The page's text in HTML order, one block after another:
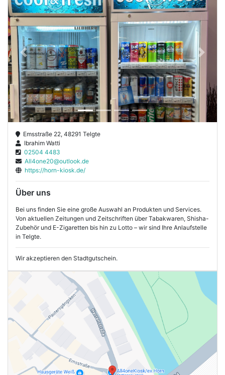
Previous Next
Emsstraße 22, 48291 Telgte
Ibrahim Watti
02504 4483
All4one20@outlook.de
https://horn-kiosk.de/
Über uns
Bei uns finden Sie eine große Auswahl an Produkten und Services.
Von aktuellen Zeitungen und Zeitschriften über Tabakwaren, Shisha-
Zubehör und E-Zigaretten bis hin zu Lotto – wir sind Ihre Anlaufstelle
in Telgte.
Wir akzeptieren den Stadtgutschein.